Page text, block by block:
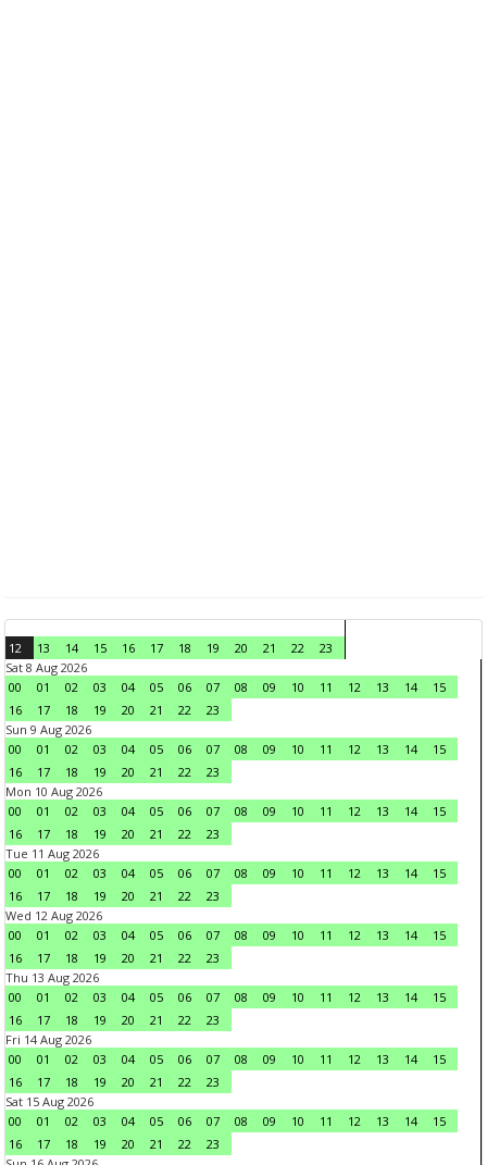
12 13 14 15 16 17 18 19 20 21 22
23
Sat 8 Aug 2026
00
01 02 03 04 05 06 07 08 09 10 11 12 13 14
15
16
17 18 19 20 21 22
23
Sun 9 Aug 2026
00
01 02 03 04 05 06 07 08 09 10 11 12 13 14
15
16
17 18 19 20 21 22
23
Mon 10 Aug 2026
00
01 02 03 04 05 06 07 08 09 10 11 12 13 14
15
16
17 18 19 20 21 22
23
Tue 11 Aug 2026
00
01 02 03 04 05 06 07 08 09 10 11 12 13 14
15
16
17 18 19 20 21 22
23
Wed 12 Aug 2026
00
01 02 03 04 05 06 07 08 09 10 11 12 13 14
15
16
17 18 19 20 21 22
23
Thu 13 Aug 2026
00
01 02 03 04 05 06 07 08 09 10 11 12 13 14
15
16
17 18 19 20 21 22
23
Fri 14 Aug 2026
00
01 02 03 04 05 06 07 08 09 10 11 12 13 14
15
16
17 18 19 20 21 22
23
Sat 15 Aug 2026
00
01 02 03 04 05 06 07 08 09 10 11 12 13 14
15
16
17 18 19 20 21 22
23